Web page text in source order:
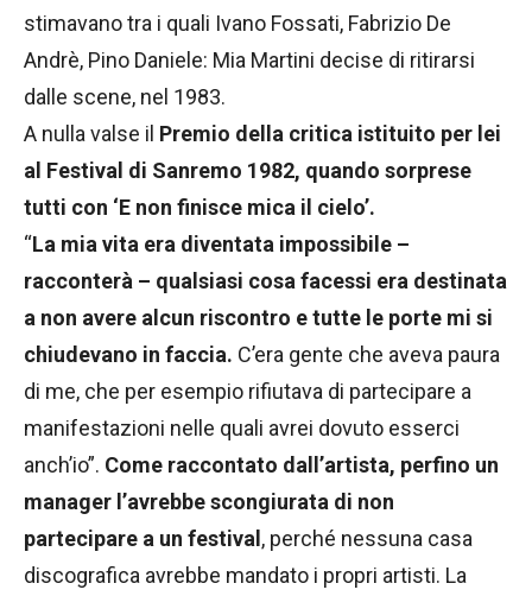
stimavano tra i quali Ivano Fossati, Fabrizio De
Andrè, Pino Daniele: Mia Martini decise di ritirarsi
dalle scene, nel 1983.
A nulla valse il Premio della critica istituito per lei
al Festival di Sanremo 1982, quando sorprese
tutti con ‘E non finisce mica il cielo’.
“La mia vita era diventata impossibile –
racconterà – qualsiasi cosa facessi era destinata
a non avere alcun riscontro e tutte le porte mi si
chiudevano in faccia. C’era gente che aveva paura
di me, che per esempio rifiutava di partecipare a
manifestazioni nelle quali avrei dovuto esserci
anch’io”. Come raccontato dall’artista, perfino un
manager l’avrebbe scongiurata di non
partecipare a un festival, perché nessuna casa
discografica avrebbe mandato i propri artisti. La